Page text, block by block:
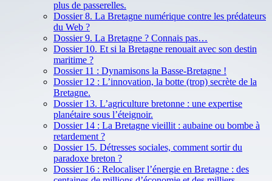
plus de passerelles.
Dossier 8. La Bretagne numérique contre les prédateurs
du Web ?
Dossier 9. La Bretagne ? Connais pas…
Dossier 10. Et si la Bretagne renouait avec son destin
maritime ?
Dossier 11 : Dynamisons la Basse-Bretagne !
Dossier 12 : L’innovation, la botte (trop) secrète de la
Bretagne.
Dossier 13. L’agriculture bretonne : une expertise
planétaire sous l’éteignoir.
Dossier 14 : La Bretagne vieillit : aubaine ou bombe à
retardement ?
Dossier 15. Détresses sociales, comment sortir du
paradoxe breton ?
Dossier 16 : Relocaliser l’énergie en Bretagne : des